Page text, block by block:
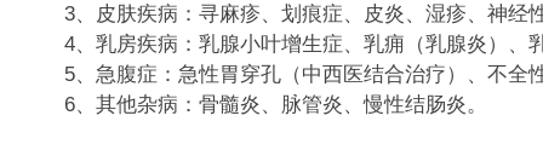
3、皮肤疾病：寻麻疹、划痕症、皮炎、湿疹、神经
4、乳房疾病：乳腺小叶增生症、乳痈（乳腺炎）、
5、急腹症：急性胃穿孔（中西医结合治疗）、不全
6、其他杂病：骨髓炎、脉管炎、慢性结肠炎。